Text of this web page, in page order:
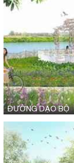
ĐƯỜNG DẠO BỘ